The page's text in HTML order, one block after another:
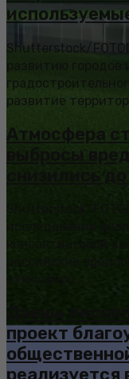
Shutterstock/
развитию городов
развитие
Атмосфера
выбросы
снизились
проект